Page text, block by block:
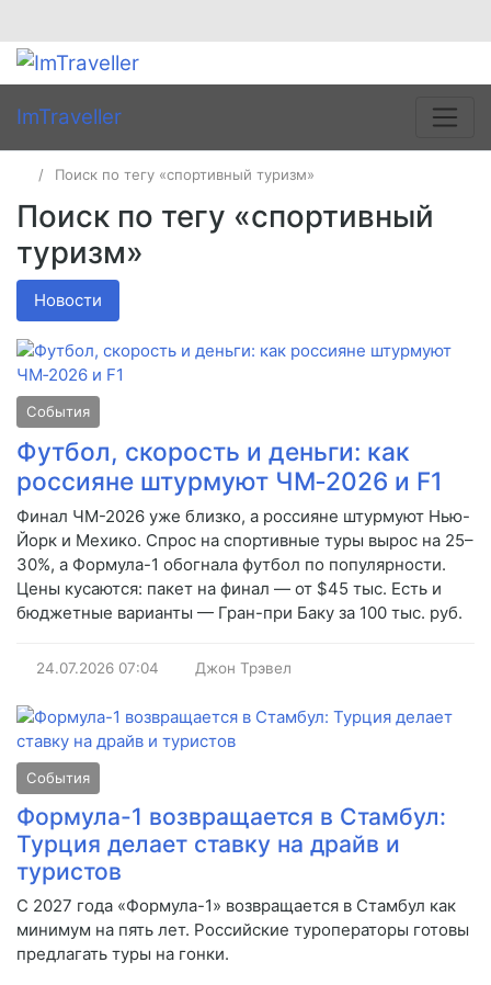
ImTraveller
Поиск по тегу «спортивный туризм»
Поиск по тегу «спортивный
туризм»
Новости
События
Футбол, скорость и деньги: как
россияне штурмуют ЧМ‑2026 и F1
Финал ЧМ-2026 уже близко, а россияне штурмуют Нью-
Йорк и Мехико. Спрос на спортивные туры вырос на 25–
30%, а Формула-1 обогнала футбол по популярности.
Цены кусаются: пакет на финал — от $45 тыс. Есть и
бюджетные варианты — Гран-при Баку за 100 тыс. руб.
24.07.2026 07:04 Джон Трэвел
События
Формула-1 возвращается в Стамбул:
Турция делает ставку на драйв и
туристов
С 2027 года «Формула-1» возвращается в Стамбул как
минимум на пять лет. Российские туроператоры готовы
предлагать туры на гонки.